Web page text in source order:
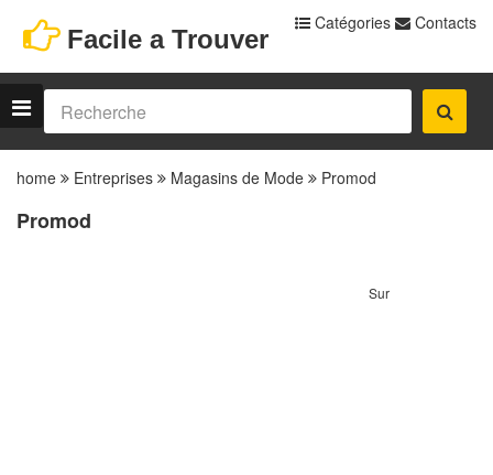
Facile a Trouver
Catégories Contacts
home Entreprises Magasins de Mode Promod
Promod
Sur